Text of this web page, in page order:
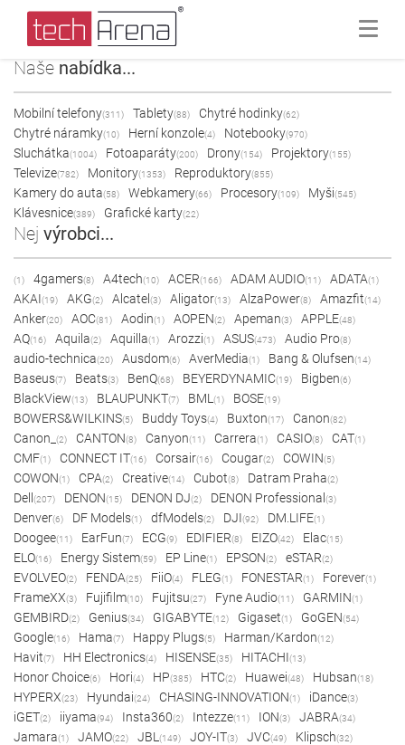
Naše nabídka...
Mobilní telefony(311) Tablety(88) Chytré hodinky(62)
Chytré náramky(10) Herní konzole(4) Notebooky(970)
Sluchátka(1004) Fotoaparáty(200) Drony(154) Projektory(155)
Televize(782) Monitory(1353) Reproduktory(855)
Kamery do auta(58) Webkamery(66) Procesory(109) Myši(545)
Klávesnice(389) Grafické karty(22)
Nej výrobci...
(1) 4gamers(8) A4tech(10) ACER(166) ADAM AUDIO(11) ADATA(1)
AKAI(19) AKG(2) Alcatel (3) Aligator(13) AlzaPower(8) Amazfit(14)
Anker(20) AOC(81) Aodin(1) AOPEN(2) Apeman(3) APPLE(48)
AQ(16) Aquila(2) Aquilla(1) Arozzi(1) ASUS(473) Audio Pro(8)
audio-technica(20) Ausdom(6) AverMedia(1) Bang & Olufsen(14)
Baseus(7) Beats(3) BenQ(68) BEYERDYNAMIC(19) Bigben(6)
BlackView(13) BLAUPUNKT(7) BML (1) BOSE(19)
BOWERS&WILKINS(5) Buddy Toys(4) Buxton(17) Canon(82)
Canon_ (2) CANTON(8) Canyon(11) Carrera(1) CASIO(8) CAT(1)
CMF(1) CONNECT IT(16) Corsair(16) Cougar(2) COWIN(5)
COWON(1) CPA(2) Creative(14) Cubot(8) Datram Praha(2)
Dell (207) DENON(15) DENON DJ(2) DENON Professional (3)
Denver(6) DF Models(1) dfModels(2) DJI(92) DM.LIFE(1)
Doogee(11) EarFun(7) ECG(9) EDIFIER(8) EIZO(42) Elac(15)
ELO(16) Energy Sistem(59) EP Line(1) EPSON(2) eSTAR(2)
EVOLVEO(2) FENDA(25) FiiO(4) FLEG(1) FONESTAR(1) Forever(1)
FrameXX(3) Fujifilm(10) Fujitsu(27) Fyne Audio(11) GARMIN(1)
GEMBIRD(2) Genius(34) GIGABYTE(12) Gigaset(1) GoGEN(54)
Google(16) Hama(7) Happy Plugs(5) Harman/Kardon(12)
Havit(7) HH Electronics(4) HISENSE(35) HITACHI(13)
Honor Choice(6) Hori(4) HP(385) HTC(2) Huawei(48) Hubsan(18)
HYPERX(23) Hyundai(24) CHASING-INNOVATION(1) iDance(3)
iGET(2) iiyama(94) Insta360(2) Intezze(11) ION(3) JABRA(34)
Jamara(1) JAMO(22) JBL (149) JOY-IT(3) JVC(49) Klipsch(32)